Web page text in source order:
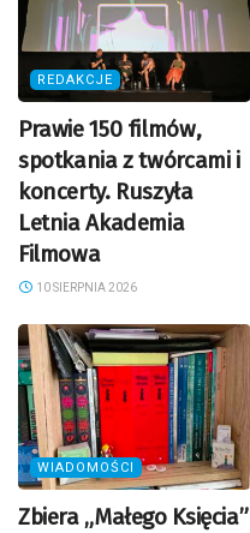
REDAKCJE
Prawie 150 filmów,
spotkania z twórcami i
koncerty. Ruszyła
Letnia Akademia
Filmowa
10 SIERPNIA 2026
WIADOMOŚCI
Zbiera „Małego Księcia”